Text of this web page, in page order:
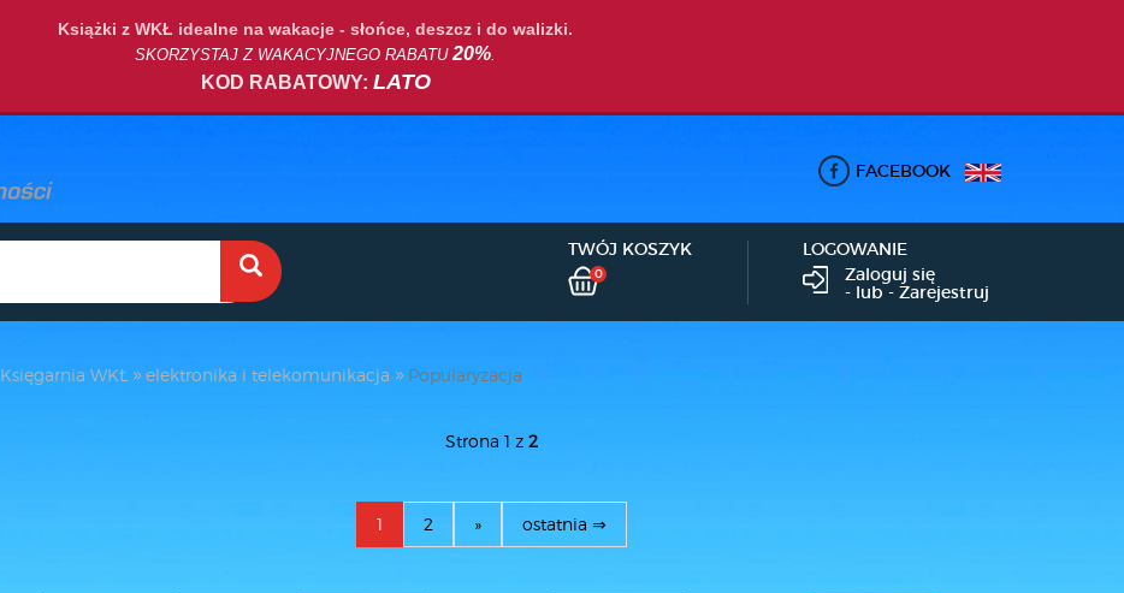
Książki z WKŁ idealne na wakacje - słońce, deszcz i do walizki.
SKORZYSTAJ Z WAKACYJNEGO RABATU20%.
KOD RABATOWY: LATO
FACEBOOK
TWÓJ KOSZYK
0
LOGOWANIE
Zaloguj się
- lub - Zarejestruj
Księgarnia WKŁ elektronika i telekomunikacja Popularyzacja
Strona 1 z 2
1 2 » ostatnia ⇒